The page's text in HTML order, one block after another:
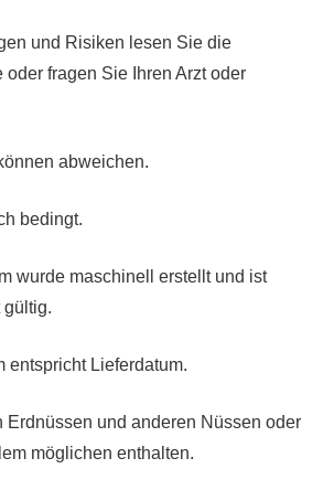
und Risiken lesen Sie die
oder fragen Sie Ihren Arzt oder
abweichen.
bedingt.
wurde maschinell erstellt und ist
gültig.
entspricht Lieferdatum.
Erdnüssen und anderen Nüssen oder
möglichen enthalten.